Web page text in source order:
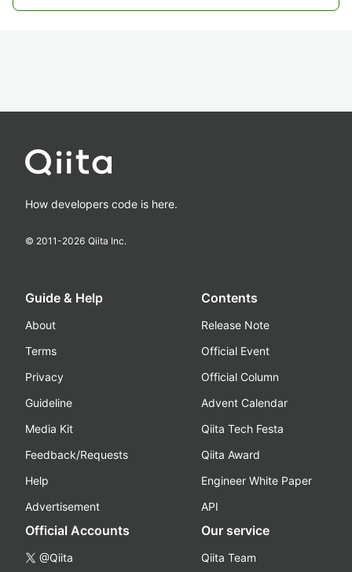
How developers code is here.
© 2011-2026 Qiita Inc.
Guide & Help
About
Terms
Privacy
Guideline
Media Kit
Feedback/Requests
Help
Advertisement
Contents
Release Note
Official Event
Official Column
Advent Calendar
Qiita Tech Festa
Qiita Award
Engineer White Paper
API
Official Accounts
@Qiita
Our service
Qiita Team